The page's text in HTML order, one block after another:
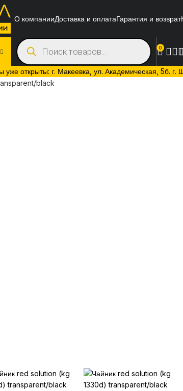
открыты: г. Макеевка, ул. Академическая, 5б. г.
О компанииДоставка и оплатаГарантия и возврат
0